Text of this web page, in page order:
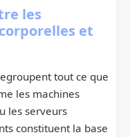
les
et
tout ce que
les machines
les serveurs
constituent la base